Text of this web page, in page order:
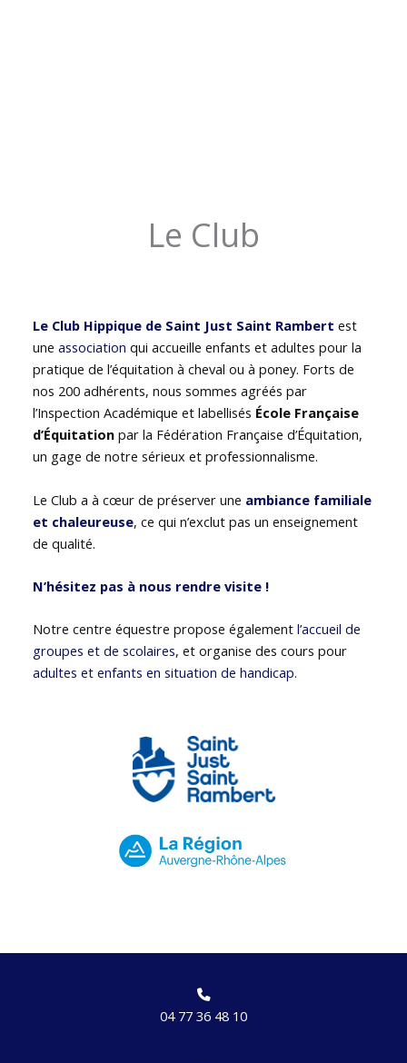
Le Club
Le Club Hippique de Saint Just Saint Rambert est
uneassociation qui accueille enfants et adultes pour la
pratique de l’équitation à cheval ou à poney. Forts de
nos 200 adhérents, nous sommes agréés par
l’Inspection Académique et labellisés École Française
d’Équitation par la Fédération Française d’Équitation,
un gage de notre sérieux et professionnalisme.
Le Club a à cœur de préserver une ambiance familiale
et chaleureuse, ce qui n’exclut pas un enseignement
de qualité.
N’hésitez pas à nous rendre visite !
Notre centre équestre propose égalementl’accueil de
groupes et de scolaires, et organise des cours pour
adultes et enfants en situation de handicap.
04 77 36 48 10